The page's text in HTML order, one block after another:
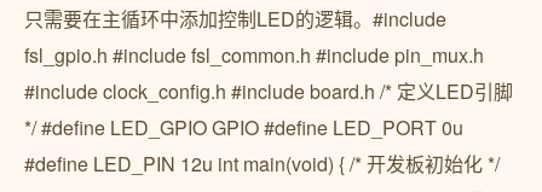
只需要在主循环中添加控制LED的逻辑。#include
fsl_gpio.h #include fsl_common.h #include pin_mux.h
#include clock_config.h #include board.h /* 定义LED引脚
*/ #define LED_GPIO GPIO #define LED_PORT 0u
#define LED_PIN 12u int main(void) { /* 开发板初始化 */